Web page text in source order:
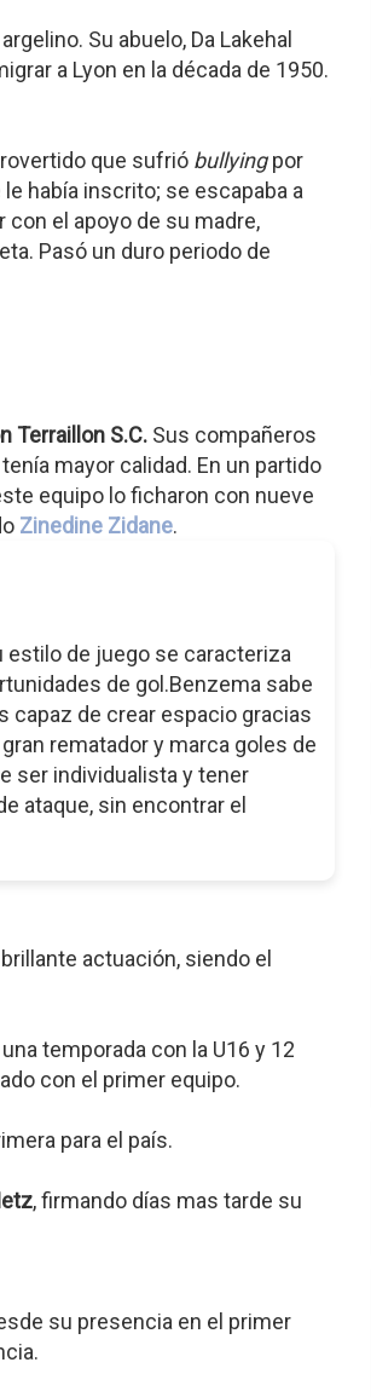
Su abuelo, Da Lakehal
a Lyon en la década de 1950.
que sufrió bullyingpor
había inscrito; se escapaba a
el apoyo de su madre,
Pasó un duro periodo de
Terraillon S.C. Sus compañeros
mayor calidad. En un partido
equipo lo ficharon con nueve
Zinedine Zidane.
estilo de juego se caracteriza
de gol.Benzema sabe
capaz de crear espacio gracias
rematador y marca goles de
ser individualista y tener
ataque, sin encontrar el
actuación, siendo el
temporada con la U16 y 12
con el primer equipo.
para el país.
, firmando días mas tarde su
su presencia en el primer